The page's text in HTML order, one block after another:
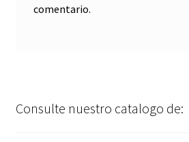
comentario.
Consulte nuestro catalogo de: